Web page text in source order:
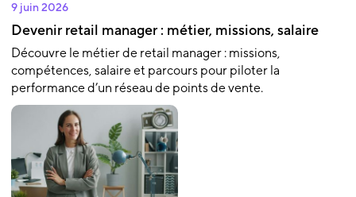
9 juin 2026
Devenir retail manager : métier, missions, salaire
Découvre le métier de retail manager : missions,
compétences, salaire et parcours pour piloter la
performance d’un réseau de points de vente.